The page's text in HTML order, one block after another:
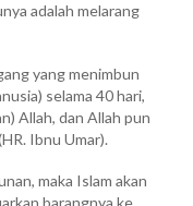
adalah melarang
yang menimbun
selama 40 hari,
Allah, dan Allah pun
Ibnu Umar).
maka Islam akan